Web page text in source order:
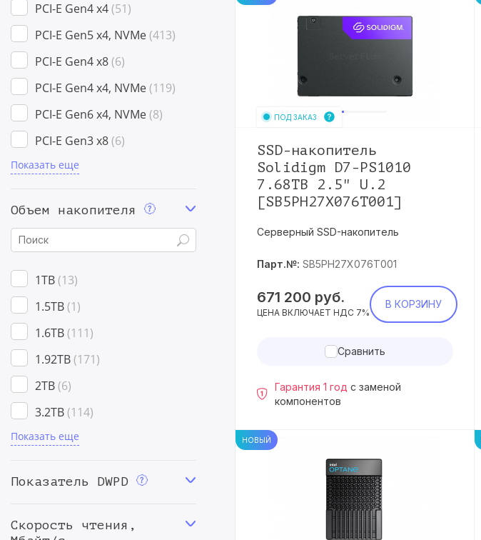
PCI-E Gen4 x4 51
PCI-E Gen5 x4, NVMe 413
PCI-E Gen4 x8 6
PCI-E Gen4 x4, NVMe 119
PCI-E Gen6 x4, NVMe 8
PCI-E Gen3 x8 6
PCI-E Gen3 x4
SAS 12Gb/s
SATA 6Gb/s
U.2 (PCI-E Gen4)
U.2 (PCI-E Gen5)
U.2 (PCI-E Gen3)
U.3 (PCI-E Gen4)
Показать еще
Объем накопителя
1TB 13
1.5TB 1
1.6TB 111
1.92TB 171
2TB 6
3.2TB 114
3.84TB 180
Показать еще
Показатель DWPD
Скорость чтения,
ПОД ЗАКАЗ
SSD-накопитель
Solidigm D7-PS1010
7.68TB 2.5" U.2
[SB5PH27X076T001]
Серверный SSD-накопитель
Парт.№: SB5PH27X076T001
671 200 руб.
ЦЕНА ВКЛЮЧАЕТ НДС 7%
В КОРЗИНУ
Сравнить
Гарантия 1 год с заменой
компонентов
НОВЫЙ